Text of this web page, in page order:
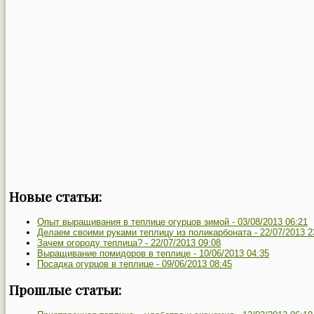
Новые статьи:
Опыт выращивания в теплице огурцов зимой - 03/08/2013 06:21
Делаем своими руками теплицу из поликарбоната - 22/07/2013
Зачем огороду теплица? - 22/07/2013 09:08
Выращивание помидоров в теплице - 10/06/2013 04:35
Посадка огурцов в теплице - 09/06/2013 08:45
Прошлые статьи: